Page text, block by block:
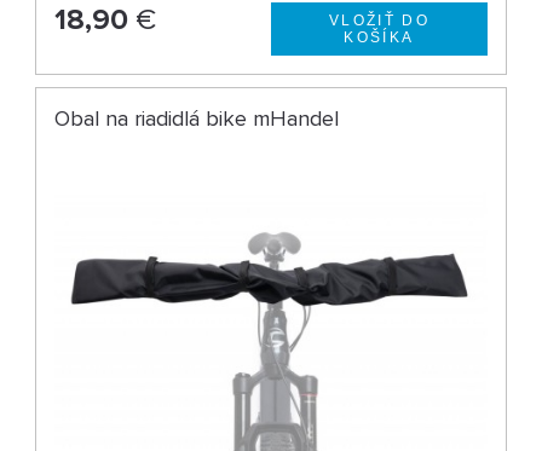
18,90 €
Obal na riadidlá bike mHandel